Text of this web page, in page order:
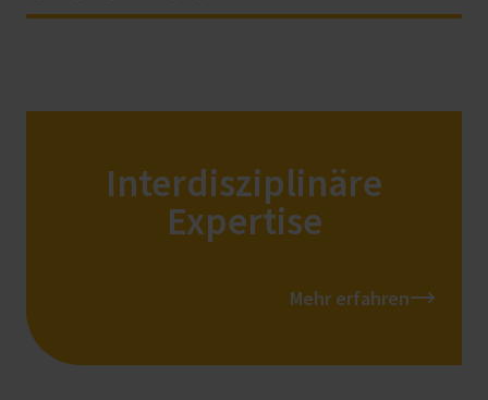
Interdisziplinäre
Expertise
Mehr erfahren